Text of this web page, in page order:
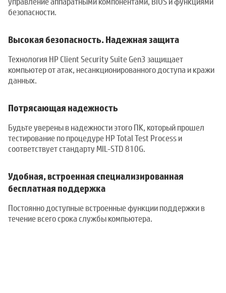
безопасности.
Высокая безопасность. Надежная защита
Технология HP Client Security Suite Gen3 защищает
компьютер от атак, несанкционированного доступа и кражи
данных.
Потрясающая надежность
Будьте уверены в надежности этого ПК, который прошел
тестирование по процедуре HP Total Test Process и
соответствует стандарту MIL-STD 810G.
Удобная, встроенная специализированная
бесплатная поддержка
Постоянно доступные встроенные функции поддержки в
течение всего срока службы компьютера.